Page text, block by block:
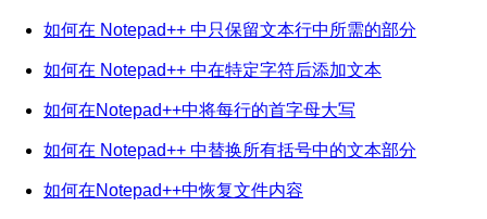
如何在 Notepad++ 中只保留文本行中所需的部分
如何在 Notepad++ 中在特定字符后添加文本
如何在Notepad++中将每行的首字母大写
如何在 Notepad++ 中替换所有括号中的文本部分
如何在Notepad++中恢复文件内容